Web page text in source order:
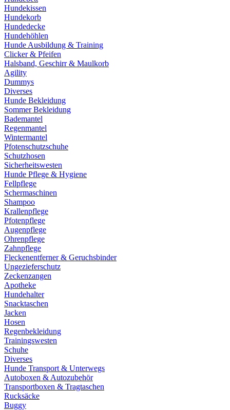
Hundekissen
Hundekorb
Hundedecke
Hundehöhlen
Hunde Ausbildung & Training
Clicker & Pfeifen
Halsband, Geschirr & Maulkorb
Agility
Dummys
Diverses
Hunde Bekleidung
Sommer Bekleidung
Bademantel
Regenmantel
Wintermantel
Pfotenschutzschuhe
Schutzhosen
Sicherheitswesten
Hunde Pflege & Hygiene
Fellpflege
Schermaschinen
Shampoo
Krallenpflege
Pfotenpflege
Augenpflege
Ohrenpflege
Zahnpflege
Fleckenentferner & Geruchsbinder
Ungezieferschutz
Zeckenzangen
Apotheke
Hundehalter
Snacktaschen
Jacken
Hosen
Regenbekleidung
Trainingswesten
Schuhe
Diverses
Hunde Transport & Unterwegs
Autoboxen & Autozubehör
Transportboxen & Tragtaschen
Rucksäcke
Buggy